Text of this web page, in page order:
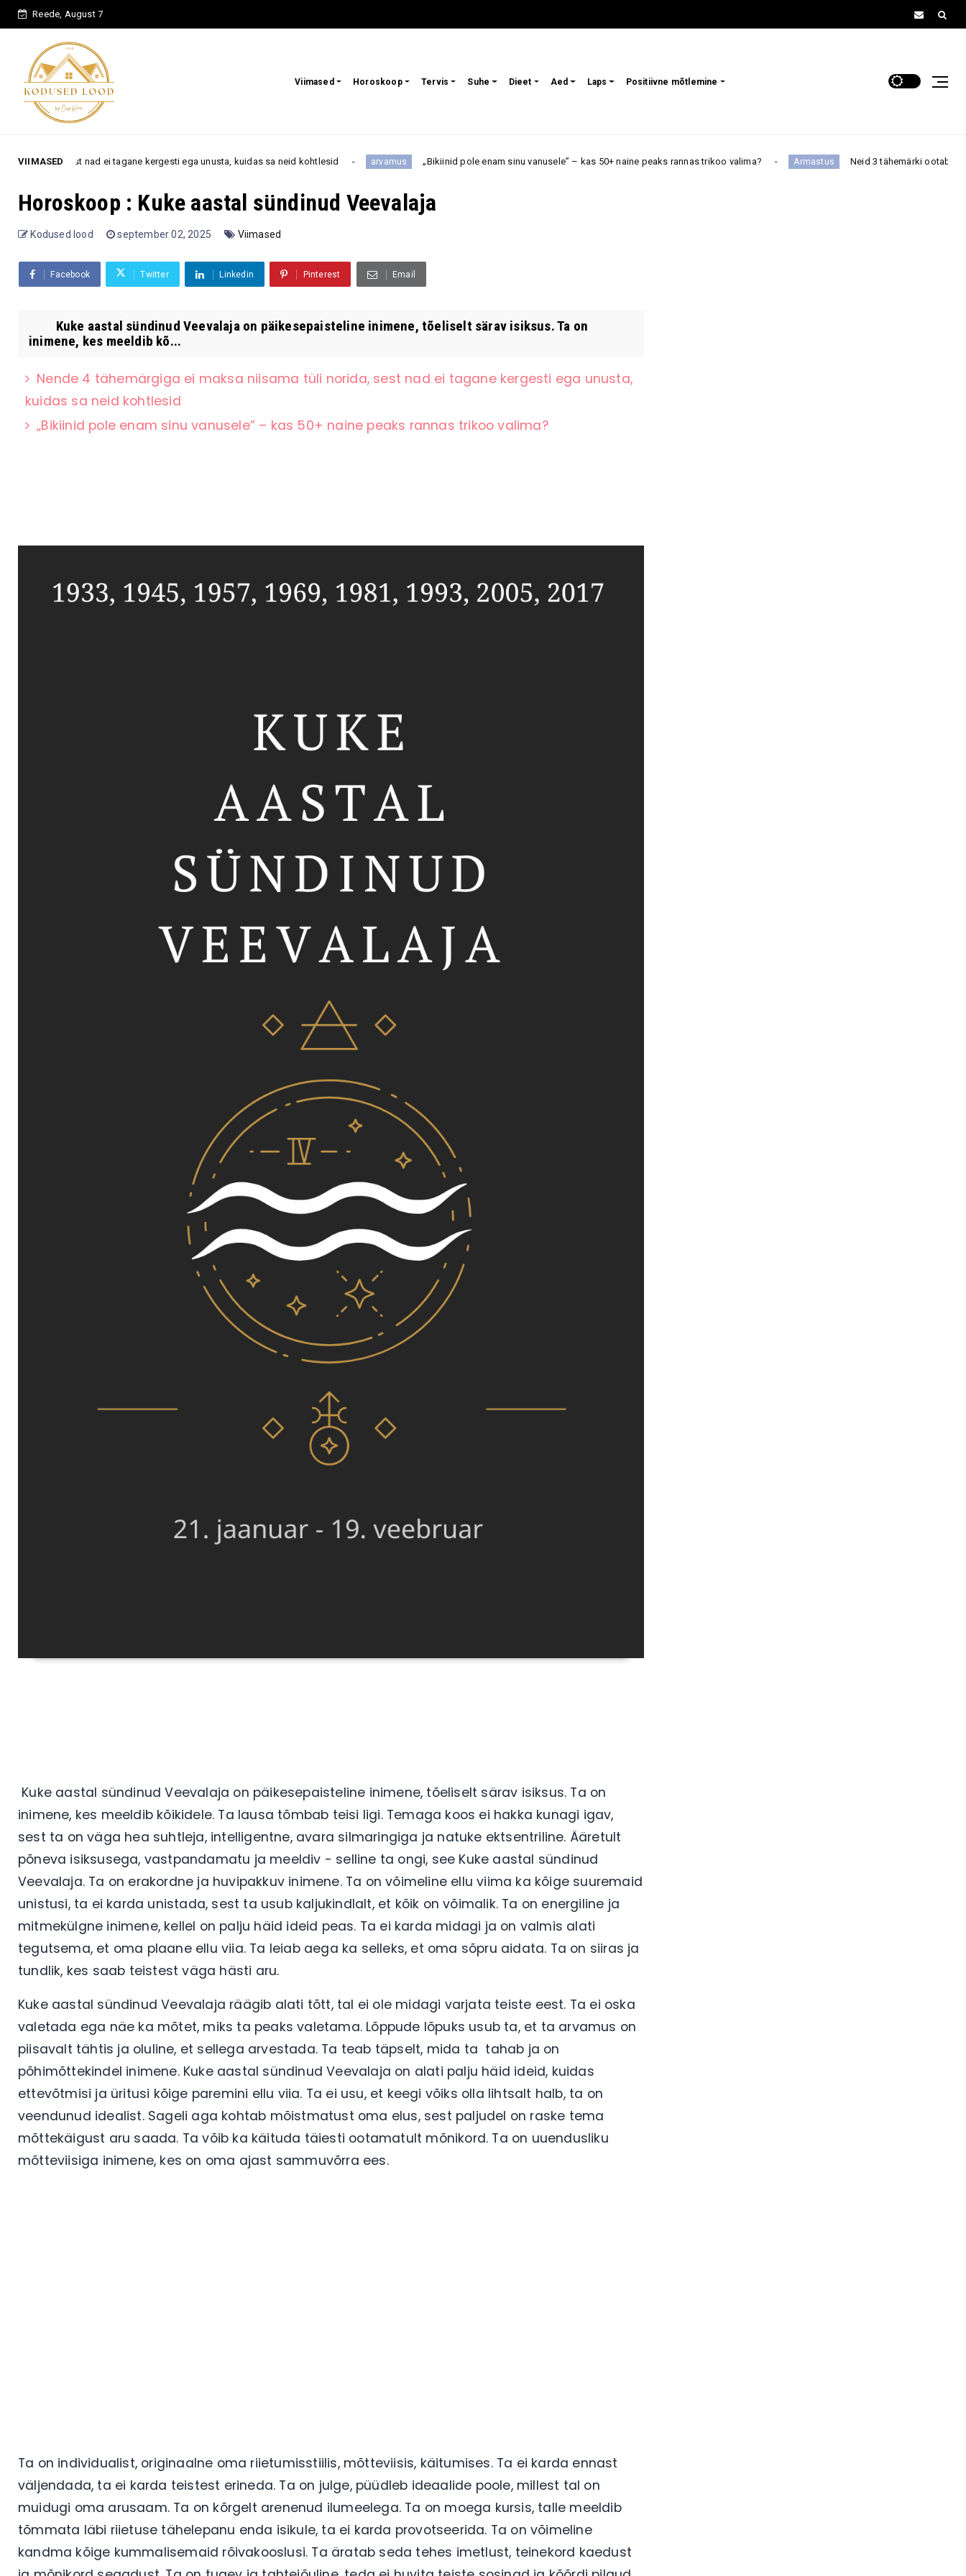
Reede, August 7
Viimased Horoskoop Tervis Suhe Dieet Aed Laps Positiivne mõtlemine
VIIMASED
nad ei tagane kergesti ega unusta, kuidas sa neid kohtlesid arvamus „Bikiinid pole enam sinu vanusele” – kas 50+ naine peaks rannas trikoo valima? Armastus Neid 3 tähemärki ootab augustis täiesti
Horoskoop : Kuke aastal sündinud Veevalaja
Kodused lood september 02, 2025 Viimased
Facebook Twitter Linkedin Pinterest Email
Kuke aastal sündinud Veevalaja on päikesepaisteline inimene, tõeliselt särav isiksus. Ta on
inimene, kes meeldib kõ...
Nende 4 tähemärgiga ei maksa niisama tüli norida, sest nad ei tagane kergesti ega unusta,
kuidas sa neid kohtlesid
„Bikiinid pole enam sinu vanusele” – kas 50+ naine peaks rannas trikoo valima?
Kuke aastal sündinud Veevalaja on päikesepaisteline inimene, tõeliselt särav isiksus. Ta on
inimene, kes meeldib kõikidele. Ta lausa tõmbab teisi ligi. Temaga koos ei hakka kunagi igav,
sest ta on väga hea suhtleja, intelligentne, avara silmaringiga ja natuke ektsentriline. Ääretult
põneva isiksusega, vastpandamatu ja meeldiv - selline ta ongi, see Kuke aastal sündinud
Veevalaja. Ta on erakordne ja huvipakkuv inimene. Ta on võimeline ellu viima ka kõige suuremaid
unistusi, ta ei karda unistada, sest ta usub kaljukindlalt, et kõik on võimalik. Ta on energiline ja
mitmekülgne inimene, kellel on palju häid ideid peas. Ta ei karda midagi ja on valmis alati
tegutsema, et oma plaane ellu viia. Ta leiab aega ka selleks, et oma sõpru aidata. Ta on siiras ja
tundlik, kes saab teistest väga hästi aru.
Kuke aastal sündinud Veevalaja räägib alati tõtt, tal ei ole midagi varjata teiste eest. Ta ei oska
valetada ega näe ka mõtet, miks ta peaks valetama. Lõppude lõpuks usub ta, et ta arvamus on
piisavalt tähtis ja oluline, et sellega arvestada. Ta teab täpselt, mida ta tahab ja on
põhimõttekindel inimene. Kuke aastal sündinud Veevalaja on alati palju häid ideid, kuidas
ettevõtmisi ja üritusi kõige paremini ellu viia. Ta ei usu, et keegi võiks olla lihtsalt halb, ta on
veendunud idealist. Sageli aga kohtab mõistmatust oma elus, sest paljudel on raske tema
mõttekäigust aru saada. Ta võib ka käituda täiesti ootamatult mõnikord. Ta on uuendusliku
mõtteviisiga inimene, kes on oma ajast sammuvõrra ees.
Ta on individualist, originaalne oma riietumisstiilis, mõtteviisis, käitumises. Ta ei karda ennast
väljendada, ta ei karda teistest erineda. Ta on julge, püüdleb ideaalide poole, millest tal on
muidugi oma arusaam. Ta on kõrgelt arenenud ilumeelega. Ta on moega kursis, talle meeldib
tõmmata läbi riietuse tähelepanu enda isikule, ta ei karda provotseerida. Ta on võimeline
kandma kõige kummalisemaid rõivakooslusi. Ta äratab seda tehes imetlust, teinekord kaedust